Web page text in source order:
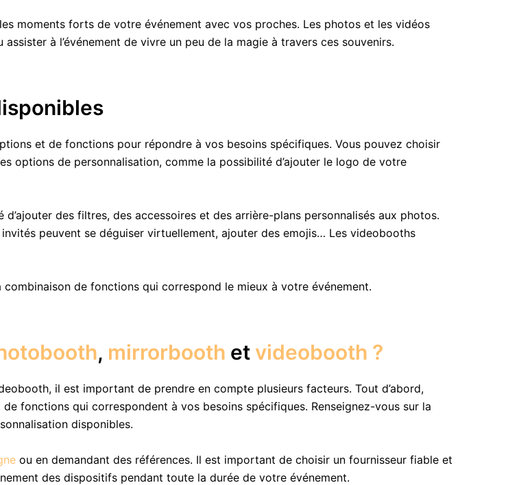
moments forts de votre événement avec vos proches. Les photos et les vidéos
à l’événement de vivre un peu de la magie à travers ces souvenirs.
et de fonctions pour répondre à vos besoins spécifiques. Vous pouvez choisir
options de personnalisation, comme la possibilité d’ajouter le logo de votre
des filtres, des accessoires et des arrière-plans personnalisés aux photos.
peuvent se déguiser virtuellement, ajouter des emojis… Les videobooths
de fonctions qui correspond le mieux à votre événement.
, mirrorbooth et videobooth ?
il est important de prendre en compte plusieurs facteurs. Tout d’abord,
fonctions qui correspondent à vos besoins spécifiques. Renseignez-vous sur la
disponibles.
ou en demandant des références. Il est important de choisir un fournisseur fiable et
des dispositifs pendant toute la durée de votre événement.